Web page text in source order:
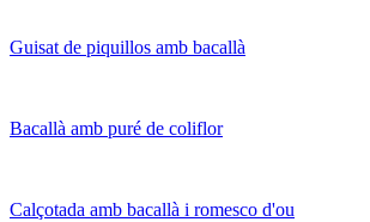
Guisat de piquillos amb bacallà
Bacallà amb puré de coliflor
Calçotada amb bacallà i romesco d'ou